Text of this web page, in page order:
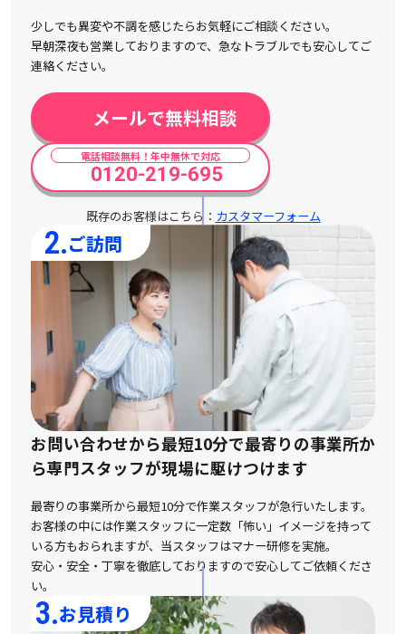
少しでも異変や不調を感じたらお気軽にご相談ください。
早朝深夜も営業しておりますので、急なトラブルでも安心してご
連絡ください。
メールで無料相談
電話相談無料！年中無休で対応
0120-219-695
既存のお客様はこちら： カスタマーフォーム
2.ご訪問
お問い合わせから最短10分で最寄りの事業所か
ら専門スタッフが現場に駆けつけます
最寄りの事業所から最短10分で作業スタッフが急行いたします。
お客様の中には作業スタッフに一定数「怖い」イメージを持って
いる方もおられますが、 当スタッフはマナー研修を実施。
安心・安全・丁寧を徹底しておりますので安心してご依頼くださ
い。
3.お見積り